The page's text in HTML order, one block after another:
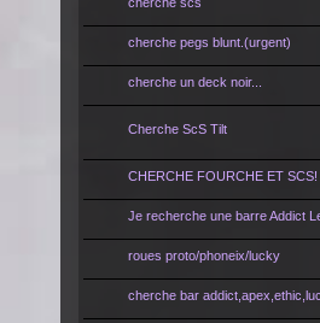
cherche pegs blunt.(urgent)
cherche un deck noir...
Cherche ScS Tilt
CHERCHE FOURCHE ET SCS!
Je recherche une barre Addict
roues proto/phoneix/lucky
cherche bar